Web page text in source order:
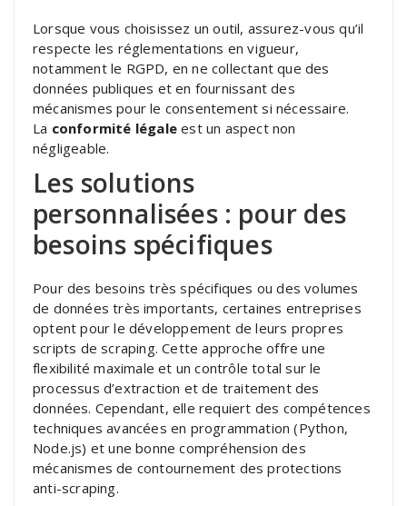
Lorsque vous choisissez un outil, assurez-vous qu’il
respecte les réglementations en vigueur,
notamment le RGPD, en ne collectant que des
données publiques et en fournissant des
mécanismes pour le consentement si nécessaire.
La conformité légale est un aspect non
négligeable.
Les solutions
personnalisées : pour des
besoins spécifiques
Pour des besoins très spécifiques ou des volumes
de données très importants, certaines entreprises
optent pour le développement de leurs propres
scripts de scraping. Cette approche offre une
flexibilité maximale et un contrôle total sur le
processus d’extraction et de traitement des
données. Cependant, elle requiert des compétences
techniques avancées en programmation (Python,
Node.js) et une bonne compréhension des
mécanismes de contournement des protections
anti-scraping.